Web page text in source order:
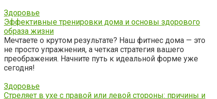
Здоровье
Эффективные тренировки дома и основы здорового
образа жизни
Мечтаете о крутом результате? Наш фитнес дома — это
не просто упражнения, а четкая стратегия вашего
преображения. Начните путь к идеальной форме уже
сегодня!
Здоровье
Стреляет в ухе с правой или левой стороны: причины и